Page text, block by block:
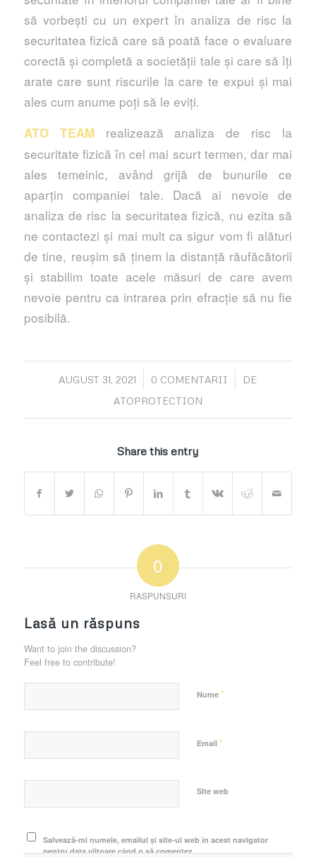
să vorbești cu un expert în analiza de risc la
securitatea fizică care să poată face o evaluare
corectă și completă a societății tale și care să îți
arate care sunt riscurile la care te expui și mai
ales cum anume poți să le eviți.
ATO TEAM realizează analiza de risc la
securitate fizică în cel mai scurt termen, dar mai
ales temeinic, având grijă de bunurile ce
aparțin companiei tale. Dacă ai nevoie de
analiza de risc la securitatea fizică, nu ezita să
ne contactezi și mai mult ca sigur vom fi alături
de tine, reușim să ținem la distanță răufăcătorii
şi stabilim toate acele măsuri de care avem
nevoie pentru ca intrarea prin efracție să nu fie
posibilă.
AUGUST 31, 2021
/ 0 COMENTARII
/
DE
ATOPROTECTION
Share this entry
0
RASPUNSURI
Lasă un răspuns
Want to join the discussion?
Feel free to contribute!
Nume *
Email *
Site web
Salvează-mi numele, emailul și site-ul web în acest navigator
pentru data viitoare când o să comentez.